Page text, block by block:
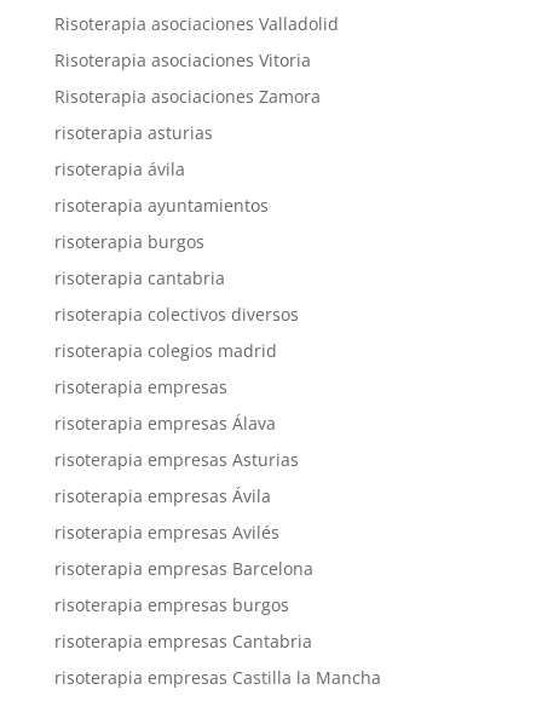
Risoterapia asociaciones Valladolid
Risoterapia asociaciones Vitoria
Risoterapia asociaciones Zamora
risoterapia asturias
risoterapia ávila
risoterapia ayuntamientos
risoterapia burgos
risoterapia cantabria
risoterapia colectivos diversos
risoterapia colegios madrid
risoterapia empresas
risoterapia empresas Álava
risoterapia empresas Asturias
risoterapia empresas Ávila
risoterapia empresas Avilés
risoterapia empresas Barcelona
risoterapia empresas burgos
risoterapia empresas Cantabria
risoterapia empresas Castilla la Mancha